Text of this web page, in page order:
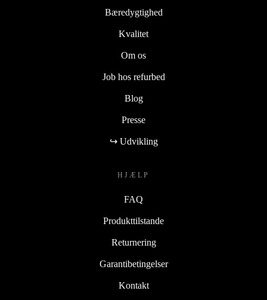
Bæredygtighed
Kvalitet
Om os
Job hos refurbed
Blog
Presse
↪ Udvikling
HJÆLP
FAQ
Produkttilstande
Returnering
Garantibetingelser
Kontakt